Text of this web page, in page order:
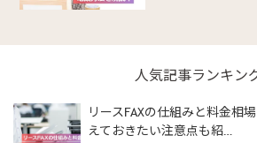
人気記事ランキン
リースFAXの仕組みと料金相
えておきたい注意点も紹…